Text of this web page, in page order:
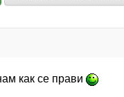
как се прави